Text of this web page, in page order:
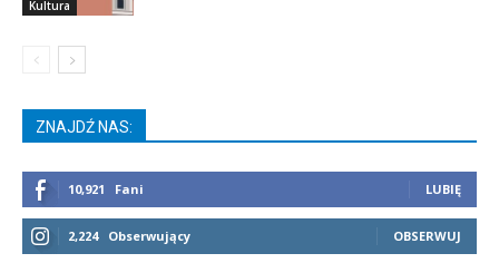
Kultura
ZNAJDŹ NAS:
10,921 Fani LUBIĘ
2,224 Obserwujący OBSERWUJ